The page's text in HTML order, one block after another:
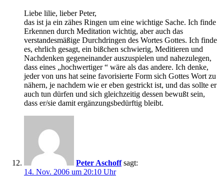
Liebe lilie, lieber Peter,
das ist ja ein zähes Ringen um eine wichtige Sache. Ich finde
Erkennen durch Meditation wichtig, aber auch das
verstandesmäßige Durchdringen des Wortes Gottes. Ich finde
es, ehrlich gesagt, ein bißchen schwierig, Meditieren und
Nachdenken gegeneinander auszuspielen und nahezulegen,
dass eines „hochwertiger “ wäre als das andere. Ich denke,
jeder von uns hat seine favorisierte Form sich Gottes Wort zu
nähern, je nachdem wie er eben gestrickt ist, und das sollte er
auch tun dürfen und sich gleichzeitig dessen bewußt sein,
dass er/sie damit ergänzungsbedürftig bleibt.
Peter Aschoff sagt:
14. Nov. 2006 um 20:10 Uhr